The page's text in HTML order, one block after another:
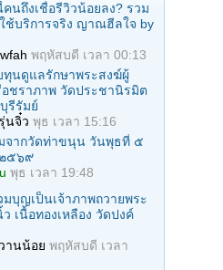
นถึงเชื่อรีวิวน้อยลง? รวม
ช้บริการจริง ญาณฮีลใจ by
พฤหัสบดี เวลา 00:13
นดูแลรักษาพระสงฆ์ผู้
ชราภาพ วัดประชานิรมิต
รีรัมย์
นจิ๋ว พุธ เวลา 15:16
จากวัดท่าขนุน วันพุธที่ ๕
๕๖๙
พุธ เวลา 19:48
บุญเป็นเจ้าภาพถวายพระ
เนื้อทองเหลือง วัดปงค์
านน้อย พฤหัสบดี เวลา